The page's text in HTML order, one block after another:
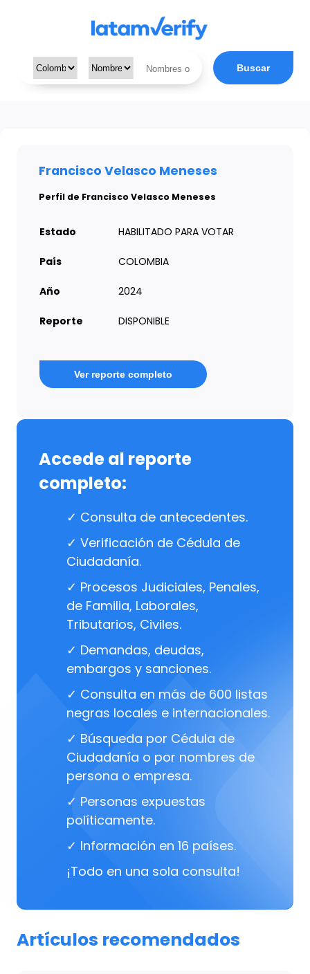
Buscar
Francisco Velasco Meneses
Perfil de Francisco Velasco Meneses
Estado HABILITADO PARA VOTAR
País COLOMBIA
Año 2024
Reporte DISPONIBLE
Ver reporte completo
Accede al reporte
completo:
✓ Consulta de antecedentes.
✓ Verificación de Cédula de
Ciudadanía.
✓ Procesos Judiciales, Penales,
de Familia, Laborales,
Tributarios, Civiles.
✓ Demandas, deudas,
embargos y sanciones.
✓ Consulta en más de 600 listas
negras locales e internacionales.
✓ Búsqueda por Cédula de
Ciudadanía o por nombres de
persona o empresa.
✓ Personas expuestas
políticamente.
✓ Información en 16 países.
¡Todo en una sola consulta!
Artículos recomendados